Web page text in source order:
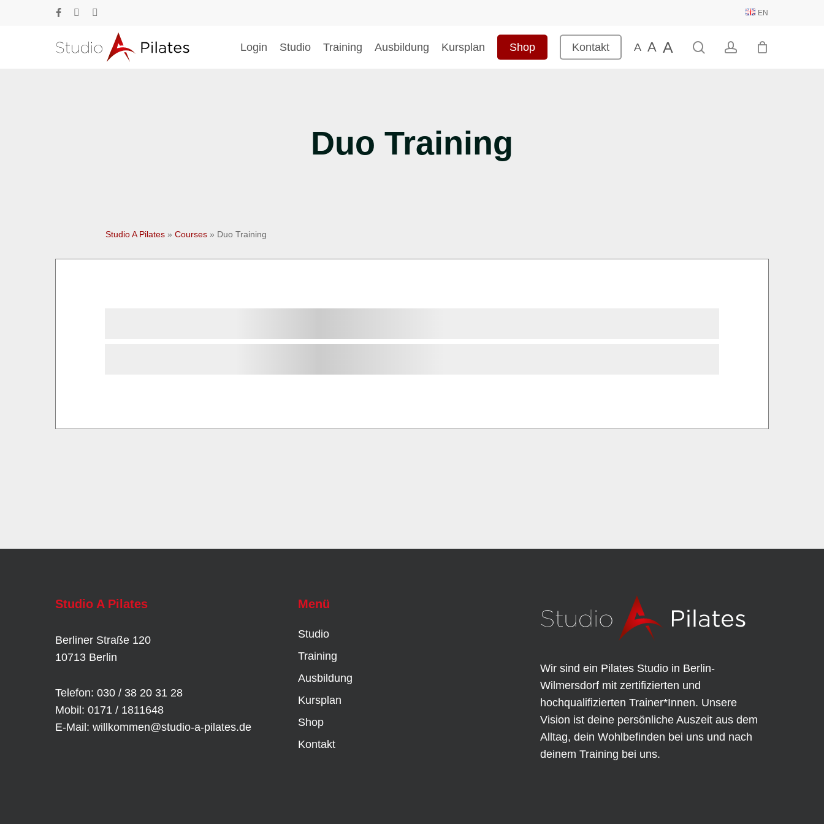
EN
Login Studio Training Ausbildung Kursplan Shop Kontakt A A A searchaccount
Duo Training
Studio A Pilates » Courses » Duo Training
Studio A Pilates
Berliner Straße 120
10713 Berlin
Telefon: 030 / 38 20 31 28
Mobil: 0171 / 1811648
E-Mail: willkommen@studio-a-pilates.de
Menü
Studio
Training
Ausbildung
Kursplan
Shop
Kontakt
Wir sind ein Pilates Studio in Berlin-
Wilmersdorf mit zertifizierten und
hochqualifizierten Trainer*Innen. Unsere
Vision ist deine persönliche Auszeit aus dem
Alltag, dein Wohlbefinden bei uns und nach
deinem Training bei uns.